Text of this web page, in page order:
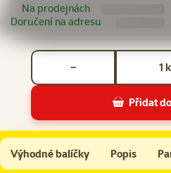
Na prodejnách
Doručení na adresu
−
Přidat
Repti Planet žárovka Solar UVA & UVB
Do košíku
Výhodné balíčky Popis
Na začátek stránky